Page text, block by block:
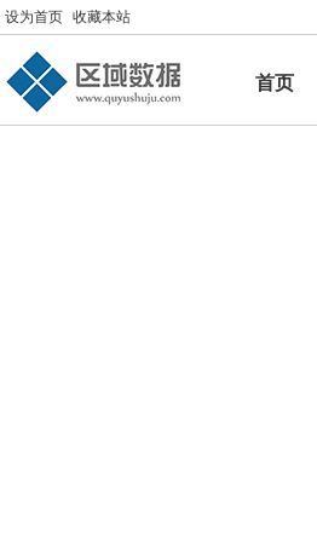
设为首页 收藏本站
首页
帮助